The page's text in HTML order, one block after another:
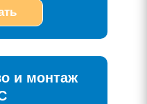
и монтаж